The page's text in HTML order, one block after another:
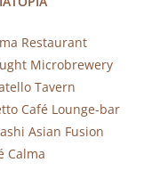
Restaurant
Microbrewery
Tavern
Café Lounge-bar
Asian Fusion
Calma